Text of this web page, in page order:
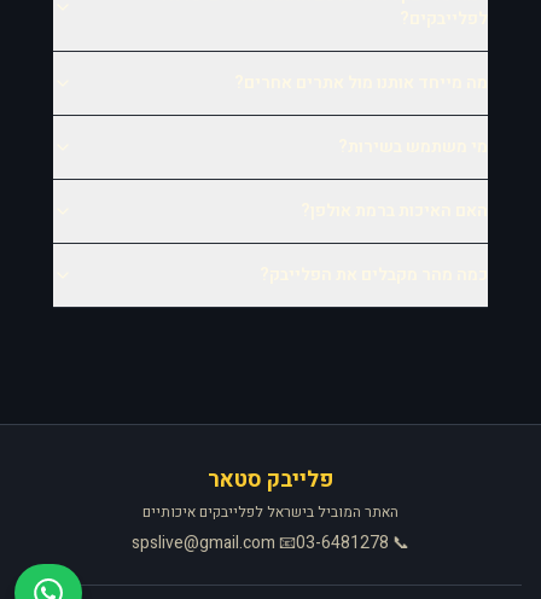
פלייבק סטאר
האתר המוביל בישראל לפלייבקים איכותיים
📞 03-6481278
📧 spslive@gmail.com